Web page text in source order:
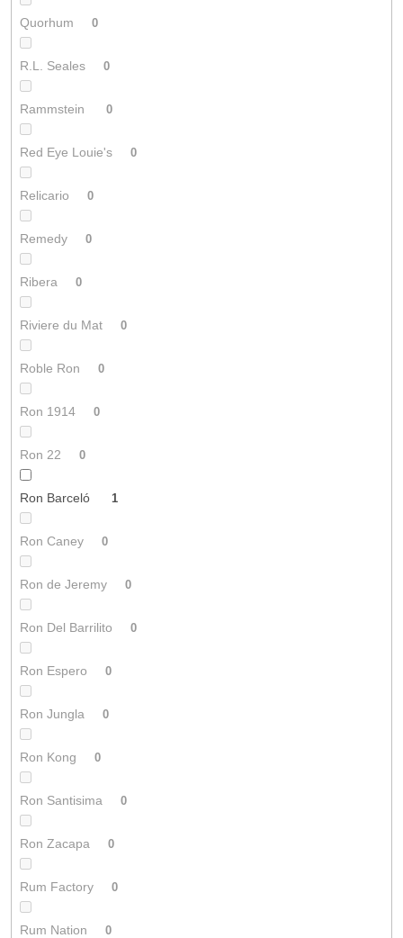
Quorhum 0
R.L. Seales 0
Rammstein 0
Red Eye Louie's 0
Relicario 0
Remedy 0
Ribera 0
Riviere du Mat 0
Roble Ron 0
Ron 1914 0
Ron 22 0
Ron Barceló 1
Ron Caney 0
Ron de Jeremy 0
Ron Del Barrilito 0
Ron Espero 0
Ron Jungla 0
Ron Kong 0
Ron Santisima 0
Ron Zacapa 0
Rum Factory 0
Rum Nation 0